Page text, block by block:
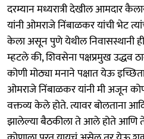
दरम्यान मध्यरात्री देखील आमदार
यांनी ओमराजे निंबाळकर यांची भेट
केला असून पुणे येथील निवासस्थानी
म्हटले की, शिवसेना पक्षप्रमुख
कोणी मोठ्या मनाने पक्षात येऊ
ओमराजे निंबाळकर यांनी मी अजून
वक्तव्य केले होते. त्यावर बोलताना
झालेल्या बैठकीला ते आले होते आणि